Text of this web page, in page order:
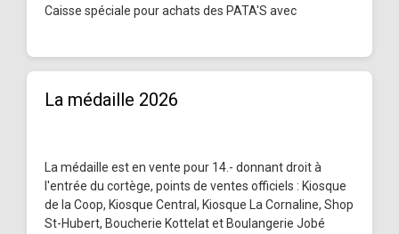
Caisse spéciale pour achats des PATA'S avec
La médaille 2026
La médaille est en vente pour 14.- donnant droit à
l'entrée du cortège, points de ventes officiels : Kiosque
de la Coop, Kiosque Central, Kiosque La Cornaline, Shop
St-Hubert, Boucherie Kottelat et Boulangerie Jobé